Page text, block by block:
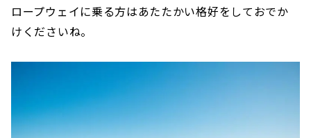
ロープウェイに乗る方はあたたかい格好をしておでか
けくださいね。